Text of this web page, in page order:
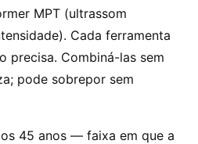
MPT (ultrassom
Cada ferramenta
precisa. Combiná-las sem
pode sobrepor sem
45 anos — faixa em que a